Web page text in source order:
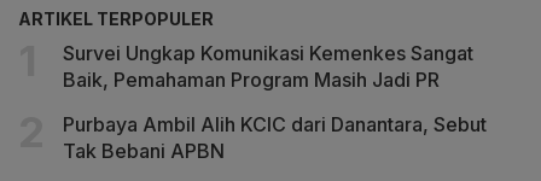
ARTIKEL TERPOPULER
Survei Ungkap Komunikasi Kemenkes Sangat
Baik, Pemahaman Program Masih Jadi PR
Purbaya Ambil Alih KCIC dari Danantara, Sebut
Tak Bebani APBN